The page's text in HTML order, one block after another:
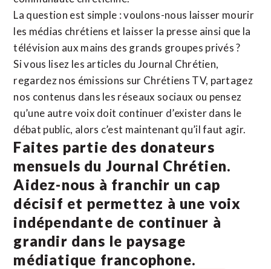
La question est simple : voulons-nous laisser mourir
les médias chrétiens et laisser la presse ainsi que la
télévision aux mains des grands groupes privés ?
Si vous lisez les articles du Journal Chrétien,
regardez nos émissions sur Chrétiens TV, partagez
nos contenus dans les réseaux sociaux ou pensez
qu’une autre voix doit continuer d’exister dans le
débat public, alors c’est maintenant qu’il faut agir.
Faites partie des donateurs
mensuels du Journal Chrétien.
Aidez-nous à franchir un cap
décisif et permettez à une voix
indépendante de continuer à
grandir dans le paysage
médiatique francophone.